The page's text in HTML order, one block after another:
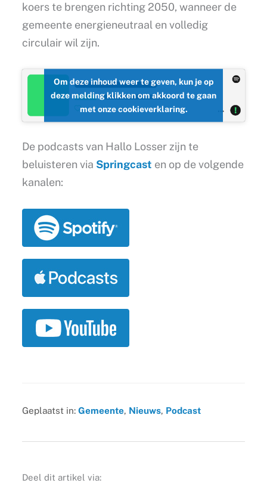
koers te brengen richting 2050, wanneer de
gemeente energieneutraal en volledig
circulair wil zijn.
Om deze inhoud weer te geven, kun je op
deze melding klikken om akkoord te gaan
met onze cookieverklaring.
De podcasts van Hallo Losser zijn te
beluisteren via Springcast en op de volgende
kanalen:
Geplaatst in: Gemeente, Nieuws, Podcast
Deel dit artikel via: